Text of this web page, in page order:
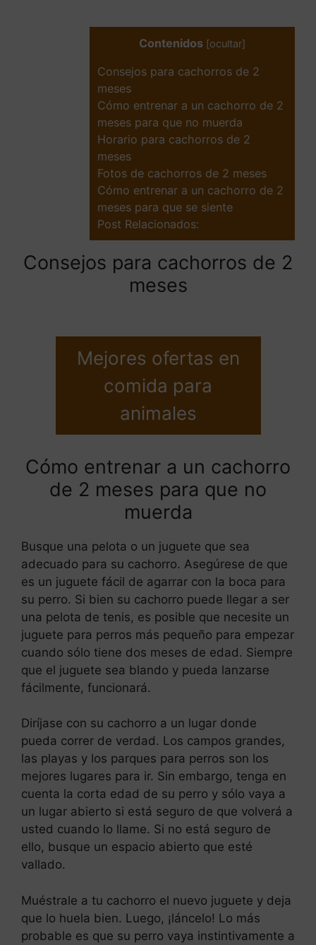
Contenidos [ocultar]
Consejos para cachorros de 2
meses
Cómo entrenar a un cachorro de 2
meses para que no muerda
Horario para cachorros de 2
meses
Fotos de cachorros de 2 meses
Cómo entrenar a un cachorro de 2
meses para que se siente
Post Relacionados:
Consejos para cachorros de 2
meses
Mejores ofertas en
comida para
animales
Cómo entrenar a un cachorro
de 2 meses para que no
muerda
Busque una pelota o un juguete que sea
adecuado para su cachorro. Asegúrese de que
es un juguete fácil de agarrar con la boca para
su perro. Si bien su cachorro puede llegar a ser
una pelota de tenis, es posible que necesite un
juguete para perros más pequeño para empezar
cuando sólo tiene dos meses de edad. Siempre
que el juguete sea blando y pueda lanzarse
fácilmente, funcionará.
Diríjase con su cachorro a un lugar donde
pueda correr de verdad. Los campos grandes,
las playas y los parques para perros son los
mejores lugares para ir. Sin embargo, tenga en
cuenta la corta edad de su perro y sólo vaya a
un lugar abierto si está seguro de que volverá a
usted cuando lo llame. Si no está seguro de
ello, busque un espacio abierto que esté
vallado.
Muéstrale a tu cachorro el nuevo juguete y deja
que lo huela bien. Luego, ¡láncelo! Lo más
probable es que su perro vaya instintivamente a